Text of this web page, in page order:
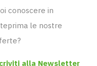
conoscere in
le nostre
alla Newsletter